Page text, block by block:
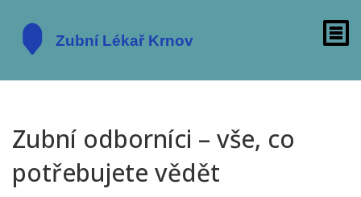
Zubní odborníci – vše, co
potřebujete vědět